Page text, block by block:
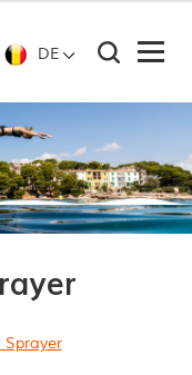
DE
Sprayer